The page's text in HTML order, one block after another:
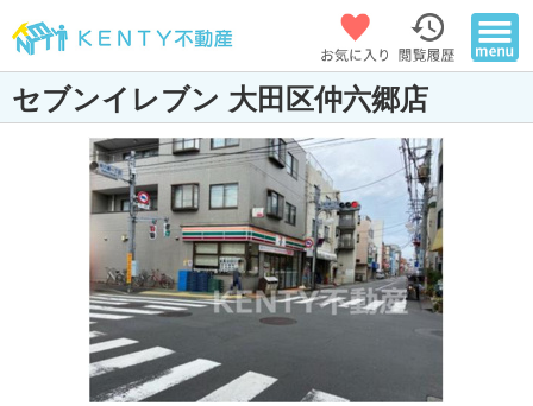
セブンイレブン 大田区仲六郷店